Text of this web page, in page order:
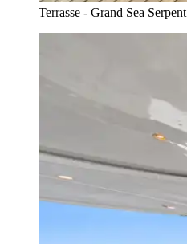
Terrasse - Grand Sea Serpent